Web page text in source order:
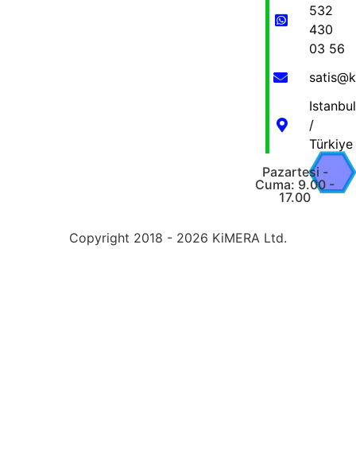
532
430
03 56
Istanbul
/
Türkiye
Pazartesi -
Cuma: 9.00 -
17.00
Copyright 2018 - 2026 KiMERA Ltd.